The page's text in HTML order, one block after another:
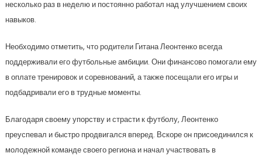
несколько раз в неделю и постоянно работал над улучшением своих
навыков.
Необходимо отметить, что родители Гитана Леонтенко всегда
поддерживали его футбольные амбиции. Они финансово помогали ему
в оплате тренировок и соревнований, а также посещали его игры и
подбадривали его в трудные моменты.
Благодаря своему упорству и страсти к футболу, Леонтенко
преуспевал и быстро продвигался вперед. Вскоре он присоединился к
молодежной команде своего региона и начал участвовать в